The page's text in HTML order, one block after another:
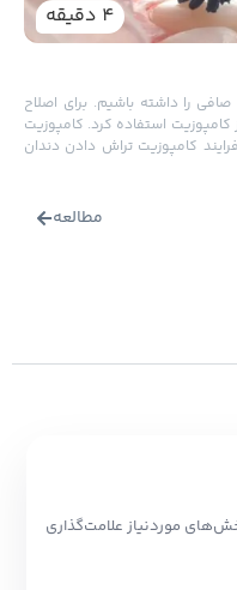
4دقیقه
را داشته باشیم. برای اصلاح
استفاده کرد. کامپوزیت
کامپوزیت تراش دادن دندان
مطالعه
موردنیاز علامت‌گذاری